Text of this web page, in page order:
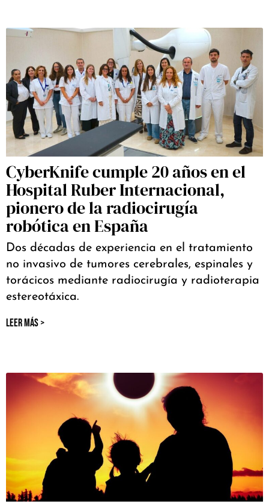
CyberKnife cumple 20 años en el
Hospital Ruber Internacional,
pionero de la radiocirugía
robótica en España
Dos décadas de experiencia en el tratamiento
no invasivo de tumores cerebrales, espinales y
torácicos mediante radiocirugía y radioterapia
estereotáxica.
LEER MÁS >